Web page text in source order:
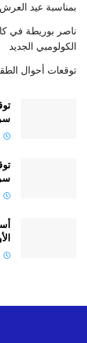
بمناسبة عيد العرش
ناصر بوريطة في
الكولومبي الجديد
توقعات أحوال